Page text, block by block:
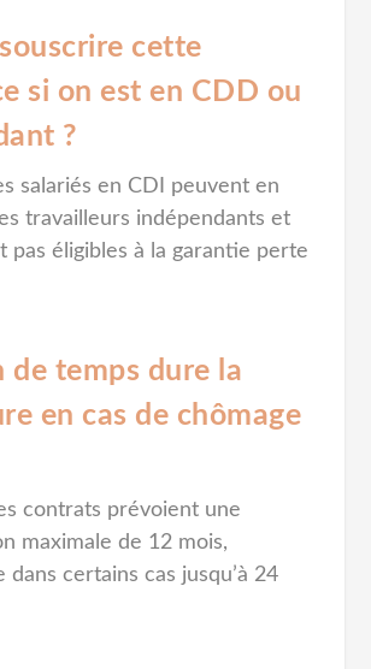
cette
si on est en CDD ou
?
salariés en CDI peuvent en
travailleurs indépendants et
pas éligibles à la garantie perte
de temps dure la
en cas de chômage
contrats prévoient une
maximale de 12 mois,
dans certains cas jusqu’à 24